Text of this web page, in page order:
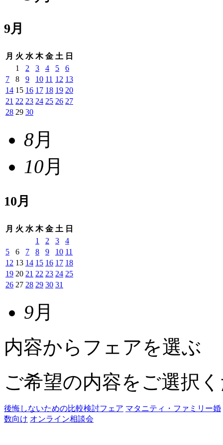
9月
月 火 水 木 金 土 日
1
2 3 4 5
6
7
8 9 10 11 12 13
14 15 16 17 18 19 20
21 22 23 24 25 26 27
28 29 30
8月
10月
10月
月 火 水 木 金 土 日
1
2 3
4
5
6 7 8 9 10 11
12 13 14 15 16 17 18
19 20 21 22 23 24 25
26 27 28 29 30 31
9月
内容からフェアを選ぶ
ご希望の内容をご選択
後悔しないための比較検討フェア マタニティ・ファミリー婚
数向け オンライン相談会